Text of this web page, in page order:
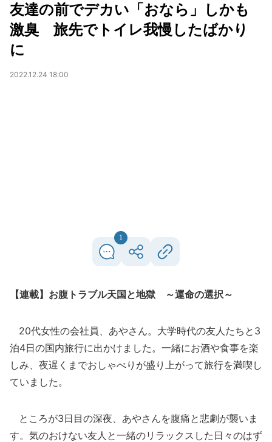
友達の前でデカい「おなら」しかも
激臭 旅先でトイレ我慢したばかり
に
2022.12.24 18:00
1
【連載】お腹トラブル天国と地獄 ～運命の選択～
20代女性の会社員、あやさん。大学時代の友人たちと3
泊4日の国内旅行に出かけました。一緒にお酒や食事を楽
しみ、夜遅くまでおしゃべりが盛り上がって旅行を満喫し
ていました。
ところが3日目の深夜、あやさんを腹痛と悲劇が襲いま
す。気のおけない友人と一緒のリラックスした日々のはず